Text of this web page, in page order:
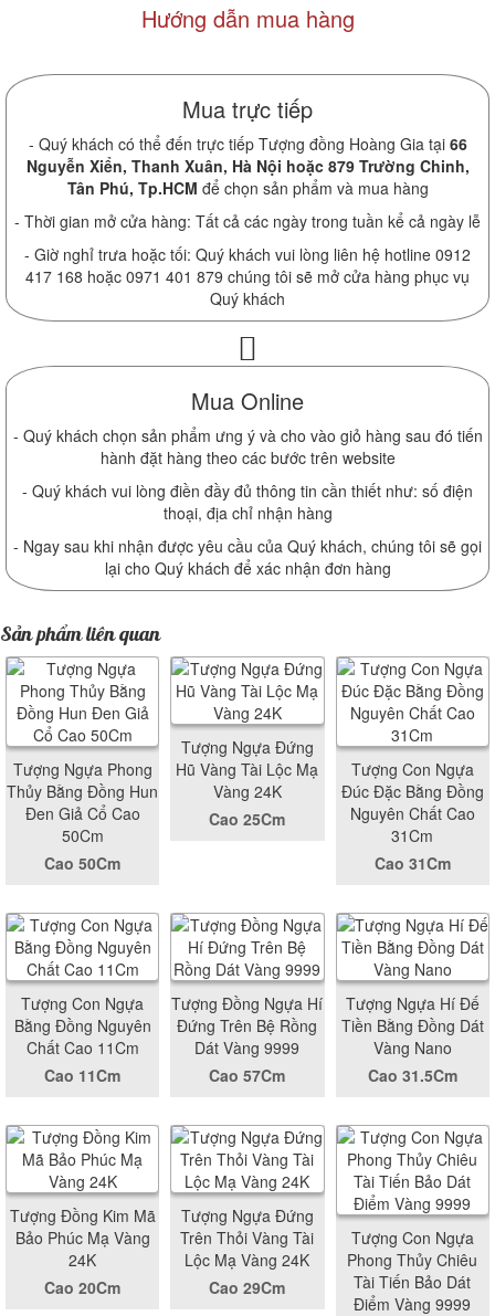
Hướng dẫn mua hàng
Mua trực tiếp
- Quý khách có thể đến trực tiếp Tượng đồng Hoàng Gia tại 66
Nguyễn Xiển, Thanh Xuân, Hà Nội hoặc 879 Trường Chinh,
Tân Phú, Tp.HCM để chọn sản phẩm và mua hàng
- Thời gian mở cửa hàng: Tất cả các ngày trong tuần kể cả ngày lễ
- Giờ nghỉ trưa hoặc tối: Quý khách vui lòng liên hệ hotline 0912
417 168 hoặc 0971 401 879 chúng tôi sẽ mở cửa hàng phục vụ
Quý khách
Mua Online
- Quý khách chọn sản phẩm ưng ý và cho vào giỏ hàng sau đó tiến
hành đặt hàng theo các bước trên website
- Quý khách vui lòng điền đầy đủ thông tin cần thiết như: số điện
thoại, địa chỉ nhận hàng
- Ngay sau khi nhận được yêu cầu của Quý khách, chúng tôi sẽ gọi
lại cho Quý khách để xác nhận đơn hàng
Sản phẩm liên quan
Tượng Ngựa Phong
Thủy Bằng Đồng Hun
Đen Giả Cổ Cao
50Cm
Cao 50Cm
Tượng Ngựa Đứng
Hũ Vàng Tài Lộc Mạ
Vàng 24K
Cao 25Cm
Tượng Con Ngựa
Đúc Đặc Bằng Đồng
Nguyên Chất Cao
31Cm
Cao 31Cm
Tượng Con Ngựa
Bằng Đồng Nguyên
Chất Cao 11Cm
Cao 11Cm
Tượng Đồng Ngựa Hí
Đứng Trên Bệ Rồng
Dát Vàng 9999
Cao 57Cm
Tượng Ngựa Hí Đế
Tiền Bằng Đồng Dát
Vàng Nano
Cao 31.5Cm
Tượng Đồng Kim Mã
Bảo Phúc Mạ Vàng
24K
Cao 20Cm
Tượng Ngựa Đứng
Trên Thỏi Vàng Tài
Lộc Mạ Vàng 24K
Cao 29Cm
Tượng Con Ngựa
Phong Thủy Chiêu
Tài Tiến Bảo Dát
Điểm Vàng 9999